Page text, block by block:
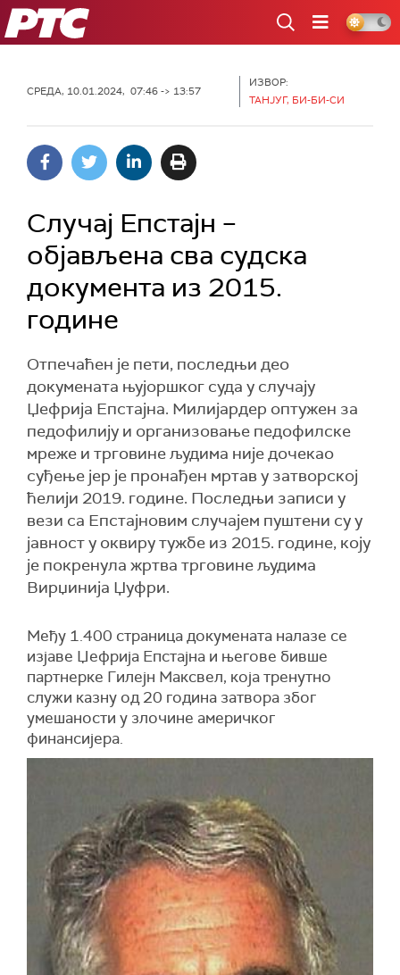
РТС
СРЕДА, 10.01.2024, 07:46 -> 13:57
ИЗВОР:
ТАНЈУГ, БИ-БИ-СИ
Случај Епстајн –
објављена сва судска
документа из 2015.
године
Отпечаћен је пети, последњи део
докумената њујоршког суда у случају
Џефрија Епстајна. Милијардер оптужен за
педофилију и организовање педофилске
мреже и трговине људима није дочекао
суђење јер је пронађен мртав у затворској
ћелији 2019. године. Последњи записи у
вези са Епстајновим случајем пуштени су у
јавност у оквиру тужбе из 2015. године, коју
је покренула жртва трговине људима
Вирџинија Џуфри.
Међу 1.400 страница докумената налазе се
изјаве Џефрија Епстајна и његове бивше
партнерке Гилејн Максвел, која тренутно
служи казну од 20 година затвора због
умешаности у злочине америчког
финансијера.